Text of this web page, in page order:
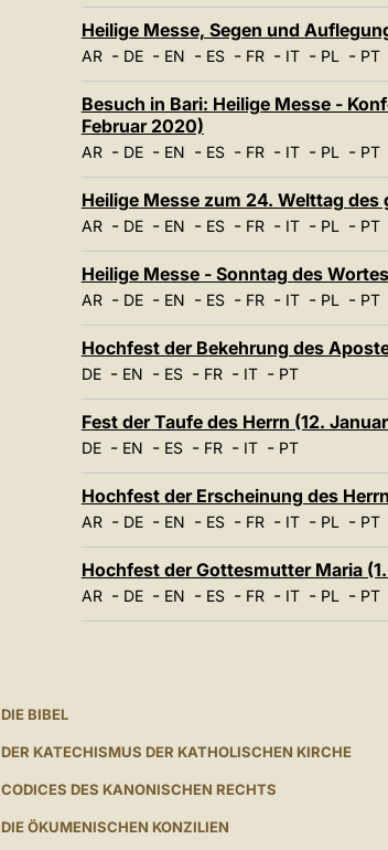
Heilige Messe, Segen und
AR- DE- EN - ES- FR- IT- PL- PT
Besuch in Bari: Heilige Messe -
Februar 2020)
AR- DE- EN - ES- FR- IT- PL- PT
Heilige Messe zum 24. Welttag
AR- DE- EN - ES- FR- IT- PL- PT
Heilige Messe - Sonntag des
AR- DE- EN - ES- FR- IT- PL- PT
Hochfest der Bekehrung des
DE- EN - ES- FR- IT- PT
Fest der Taufe des Herrn (12.
DE- EN - ES- FR- IT- PT
Hochfest der Erscheinung des
AR- DE- EN - ES- FR- IT- PL- PT
Hochfest der Gottesmutter Maria
AR- DE- EN - ES- FR- IT- PL- PT
DIE BIBEL
DER KATECHISMUS DER KATHOLISCHEN KIRCHE
CODICES DES KANONISCHEN RECHTS
DIE ÖKUMENISCHEN KONZILIEN